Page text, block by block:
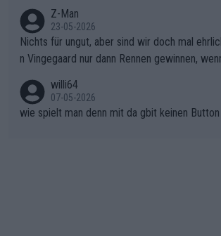
onkurrentin die "zweite Luft" schenkt, ist der
g kaum noch zu reparieren.Vor uns liegt nun
ichtung Nizza. Niewiadoma hat
er SD Worx und Vollering müssen jetzt All-In
n)
Z-Man
23-05-2026
Nichts für ungut, aber sind wir doch mal
n Vingegaard nur dann Rennen gewinnen,
willi64
07-05-2026
wie spielt man denn mit da gbit keinen